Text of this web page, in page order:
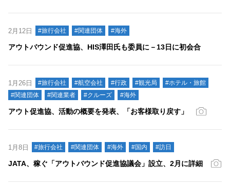
2月12日 #旅行会社 #関連団体 #海外
アウトバウンド促進協、HIS澤田氏も委員に－13日に初会合
1月26日 #旅行会社 #航空会社 #行政 #観光局
#ホテル・旅館
#関連団体
#関連業者 #クルーズ #海外
アウト促進協、活動の概要を発表、「お客様取り戻す」
1月8日 #旅行会社 #関連団体 #海外 #国内 #訪日
JATA、稼ぐ「アウトバウンド促進協議会」設立、2月に詳細